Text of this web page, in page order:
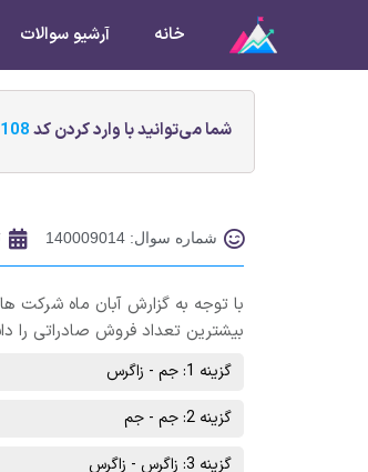
خانه آرشیو سوالات
شما می‌توانید با وارد کردن کد
شماره سوال: 140009014
با توجه به گزارش آبان ماه شرکت
بیشترین تعداد فروش صادراتی را
گزینه 1: جم - زاگرس
گزینه 2: جم - جم
گزینه 3: زاگرس - زاگرس